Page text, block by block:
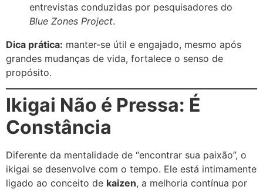
entrevistas conduzidas por pesquisadores do
Blue Zones Project.
Dica prática: manter-se útil e engajado, mesmo após
grandes mudanças de vida, fortalece o senso de
propósito.
Ikigai Não é Pressa: É
Constância
Diferente da mentalidade de “encontrar sua paixão”, o
ikigai se desenvolve com o tempo. Ele está intimamente
ligado ao conceito de kaizen, a melhoria contínua por